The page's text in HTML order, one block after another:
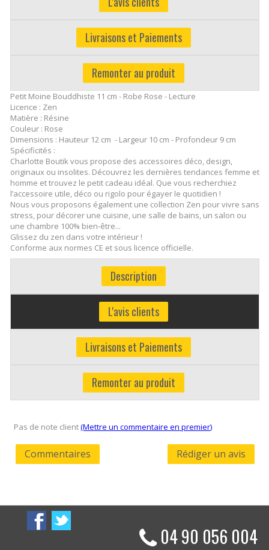
Livraisons et Paiements
Remonter au produit
Petit Moine Bouddhiste 11 cm - Robe Rose - Lecture
Licence : Zen
Matière : Résine
Couleur : Rose
Dimensions : Hauteur 12 cm - Largeur 10 cm - Profondeur 9 cm
Spécificités :
Charlotte Boutik vous propose des accessoires déco, design,
originaux ou insolites. Découvrez les dernières tendances femme et
homme et trouvez le petit cadeau idéal. Que vous recherchiez
l’accessoire utile, déco ou rigolo pour égayer le quotidien !
Nous vous proposons également une collection Zen pour vivre sans
stress, pour décorer une cuisine, une salle de bains, un salon ou
une chambre 100% bien-être...
Glissez du zen dans votre intérieur !
Conforme aux normes CE et sous licence officielle.
Description
L'avis clients
Livraisons et Paiements
Remonter au produit
Pas de note client(Mettre un commentaire en premier)
Commentaires Rédiger un avis
04 90 056 004